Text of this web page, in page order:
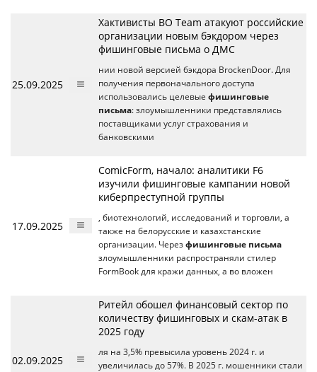
25.09.2025
Хактивисты BO Team атакуют российские
организации новым бэкдором через
фишинговые письма о ДМС
нии новой версией бэкдора BrockenDoor. Для
получения первоначального доступа
использовались целевые фишинговые
письма: злоумышленники представлялись
поставщиками услуг страхования и
банковскими
17.09.2025
ComicForm, начало: аналитики F6
изучили фишинговые кампании новой
киберпреступной группы
, биотехнологий, исследований и торговли, а
также на белорусские и казахстанские
организации. Через фишинговые письма
злоумышленники распространяли стилер
FormBook для кражи данных, а во вложен
02.09.2025
Ритейл обошел финансовый сектор по
количеству фишинговых и скам-атак в
2025 году
ля на 3,5% превысила уровень 2024 г. и
увеличилась до 57%. В 2025 г. мошенники стали